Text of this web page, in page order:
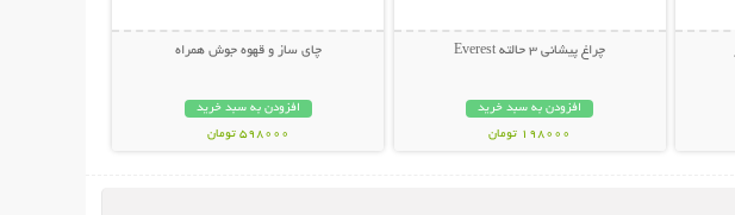
چراغ پیشانی 3 حالته Everest
افزودن به سبد خرید
198000 تومان
چای ساز و قهوه جوش همراه
افزودن به سبد خرید
598000 تومان